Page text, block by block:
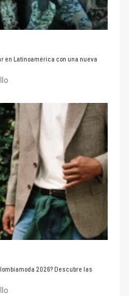
en Latinoamérica con una nueva
2026? Descubre las